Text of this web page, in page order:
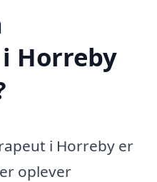
Horreby
i Horreby er
oplever